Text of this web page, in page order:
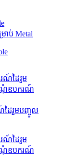
ៃរួមបញ្ចូល